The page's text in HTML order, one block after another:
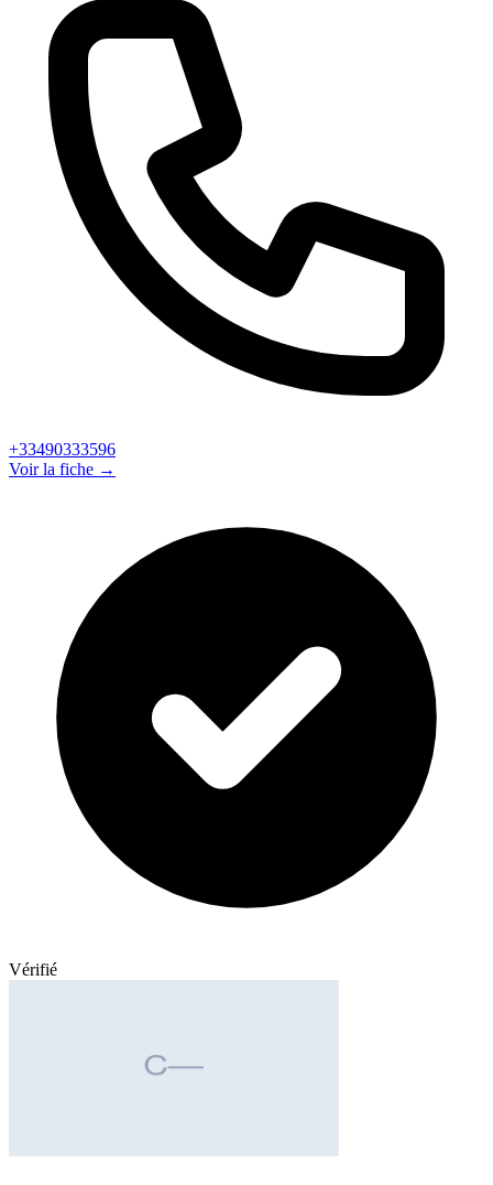
+33490333596
Voir la fiche →
Vérifié